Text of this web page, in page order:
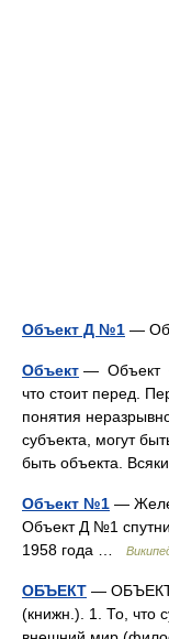
Объект Д №1 —
Объект — Объект ♦
что стоит перед.
понятия
субъекта, могут
быть объекта.
Объект №1 —
Объект Д №1
1958 года …
ОБЪЕКТ — ОБЪЕКТ,
(книжн.). 1. То, что